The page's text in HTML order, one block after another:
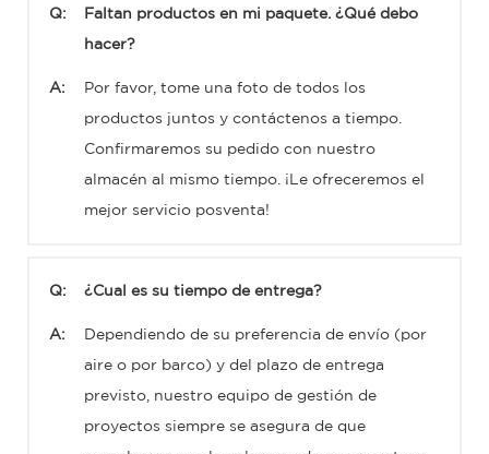
Q: Faltan productos en mi paquete. ¿Qué debo
hacer?
A: Por favor, tome una foto de todos los
productos juntos y contáctenos a tiempo.
Confirmaremos su pedido con nuestro
almacén al mismo tiempo. ¡Le ofreceremos el
mejor servicio posventa!
Q: ¿Cual es su tiempo de entrega?
A: Dependiendo de su preferencia de envío (por
aire o por barco) y del plazo de entrega
previsto, nuestro equipo de gestión de
proyectos siempre se asegura de que